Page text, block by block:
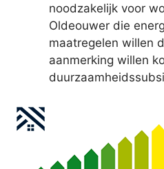
noodzakelijk voor
Oldeouwer die
maatregelen willen
aanmerking willen